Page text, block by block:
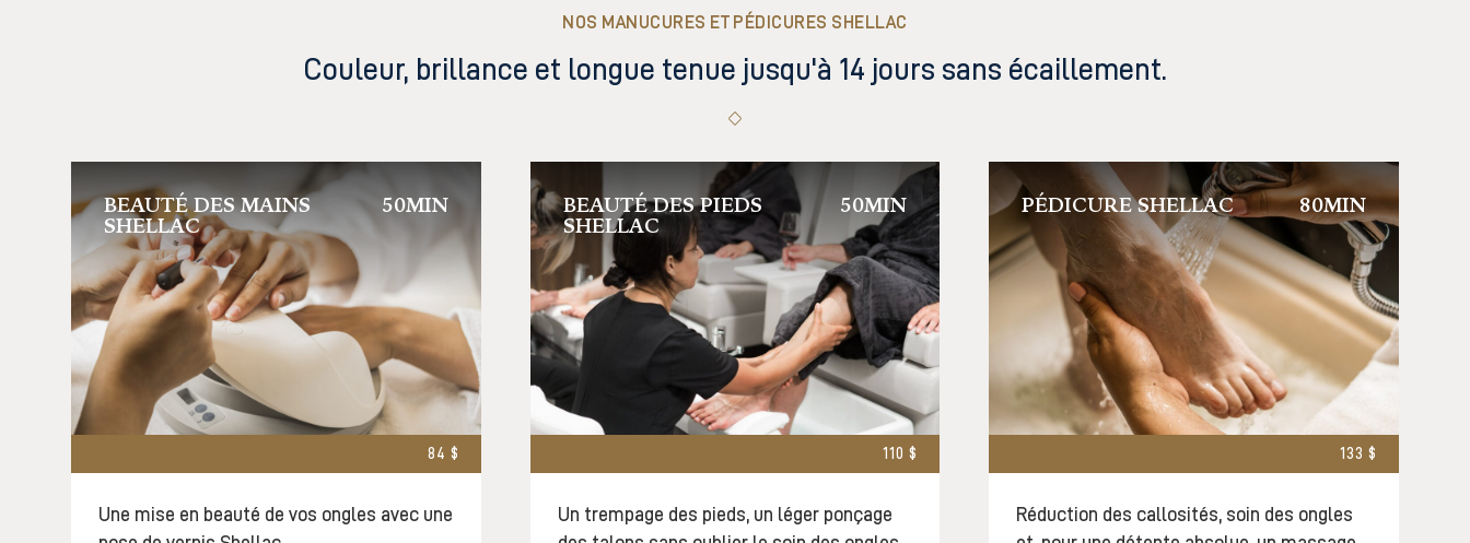
NOS MANUCURES ET PÉDICURES SHELLAC
Couleur, brillance et longue tenue jusqu'à 14 jours sans écaillement.
BEAUTÉ DES MAINS
SHELLAC
50MIN
84 $
Une mise en beauté de vos ongles avec une
BEAUTÉ DES PIEDS
SHELLAC
50MIN
110 $
Un trempage des pieds, un léger ponçage
PÉDICURE SHELLAC 80MIN
133 $
Réduction des callosités, soin des ongles